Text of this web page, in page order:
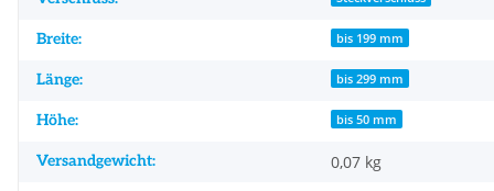
Breite: bis 199 mm
Länge: bis 299 mm
Höhe: bis 50 mm
Versandgewicht: 0,07 kg